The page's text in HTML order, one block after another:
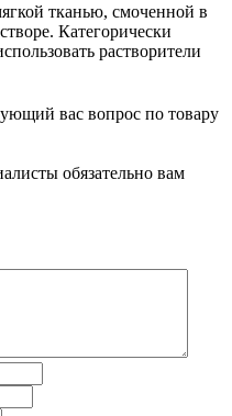
тканью, смоченной в
Категорически
растворители
вас вопрос по товару
обязательно вам